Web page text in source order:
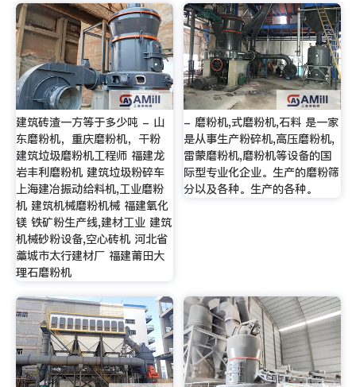
建筑砖渣一方等于多少吨 - 山
东磨粉机，重庆磨粉机，干粉
建筑垃圾磨粉机工程师 福建龙
岩丰利磨粉机 建筑垃圾粉碎车
上海建冶振动给料机,工业磨粉
机 建筑机械磨粉机械 福建氧化
镁 铁矿粉生产线,建材工业 建筑
机械砂粉设备,空心砖机 河北省
藁城市太行建材厂 福建莆田大
理石磨粉机
- 磨粉机,式磨粉机,石料 是一家
是从事生产粉碎机,高压磨粉机,
雷蒙磨粉机,磨粉机等设备的国
际型专业化企业。生产的磨粉筛
分以及各种。生产的各种。